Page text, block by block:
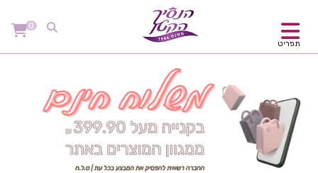
תפריט
0